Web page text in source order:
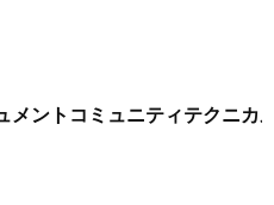
メント コミュニティテクニカ